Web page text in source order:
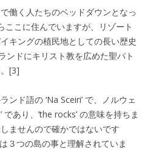
働く人たちのベッドダウンとなっ
ここに住んでいますが、リゾート
キングの植民地としての長い歴史
ンドにキリスト教を広めた聖パト
[3]
ンド語の ‘Na Sceiri’ で、ノルウェ
であり、’the rocks’ の意味を持ちま
ませんので確かではないです
３つの島の事と理解されていま